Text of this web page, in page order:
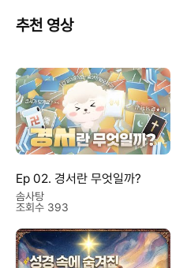
추천 영상
Ep 02. 경서란 무엇일까?
솜사탕
조회수 393